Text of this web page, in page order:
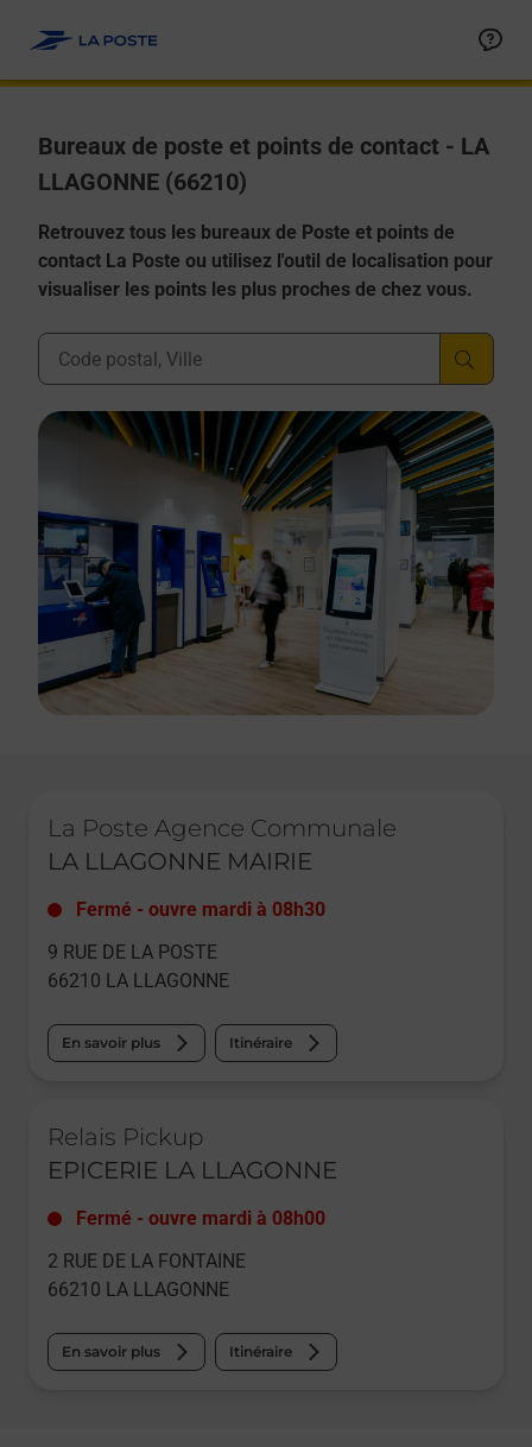
Bureaux de poste et points de contact - LA
LLAGONNE (66210)
Retrouvez tous les bureaux de Poste et points de
contact La Poste ou utilisez l'outil de localisation pour
visualiser les points les plus proches de chez vous.
Ville, Département, Code Postal
La Poste Agence Communale
LA LLAGONNE MAIRIE
Fermé - ouvre mardi à 08h30
9 RUE DE LA POSTE
66210 LA LLAGONNE
En savoir plus Itinéraire
Relais Pickup
EPICERIE LA LLAGONNE
Fermé - ouvre mardi à 08h00
2 RUE DE LA FONTAINE
66210 LA LLAGONNE
En savoir plus Itinéraire